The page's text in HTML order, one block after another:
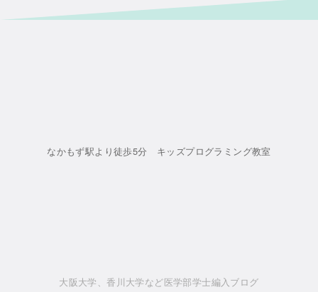
なかもず駅より徒歩5分 キッズプログラミング教室
大阪大学、香川大学など医学部学士編入ブログ